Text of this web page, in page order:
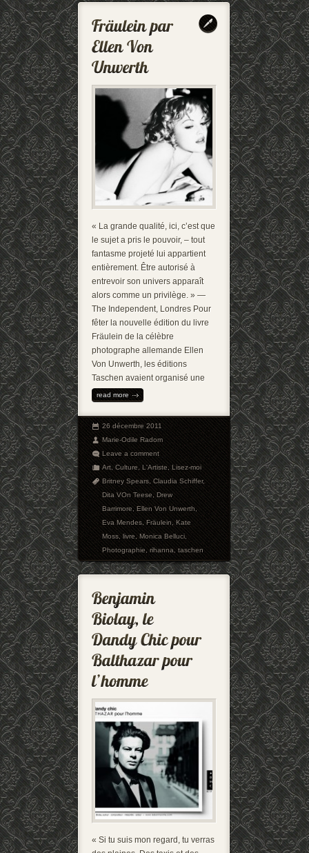
« La grande qualité, ici, c’est que
le sujet a pris le pouvoir, – tout
fantasme projeté lui appartient
entièrement. Être autorisé à
entrevoir son univers apparaît
alors comme un privilège. » —
The Independent, Londres Pour
fêter la nouvelle édition du livre
Fräulein de la célèbre
photographe allemande Ellen
Von Unwerth, les éditions
Taschen avaient organisé une
read more
26 décembre 2011
Marie-Odile Radom
Leave a comment
Art,Culture,L'Artiste,Lisez-moi
Britney Spears,Claudia Schiffer,
Dita VOn Teese,Drew
Barrimore,Ellen Von Unwerth,
Eva Mendes,Fräulein,Kate
Moss,livre,Monica Belluci,
Photographie,rihanna,taschen
« Si tu suis mon regard, tu verras